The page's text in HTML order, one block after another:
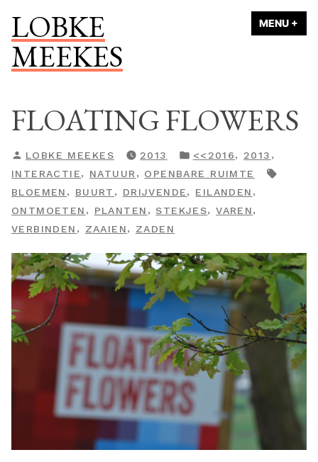
inhoud
springen
LOBKE
MEEKES
MENU +
FLOATING FLOWERS
GEPLAATST
DOOR
LOBKE MEEKES 2013
GEPLAATST
IN
<<2016, 2013 ,
INTERACTIE, NATUUR , OPENBARE RUIMTE
BLOEMEN , BUURT , DRIJVENDE, EILANDEN ,
ONTMOETEN , PLANTEN , STEKJES,VAREN,
VERBINDEN , ZAAIEN, ZADEN